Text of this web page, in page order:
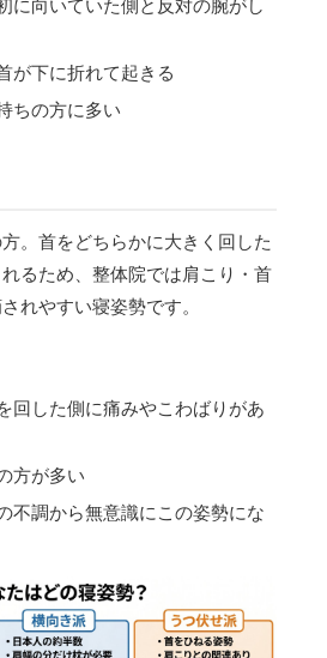
に向いていた側と反対の腕がし
が下に折れて起きる
ちの方に多い
。首をどちらかに大きく回した
るため、整体院では肩こり・首
れやすい寝姿勢です。
回した側に痛みやこわばりがあ
方が多い
不調から無意識にこの姿勢にな